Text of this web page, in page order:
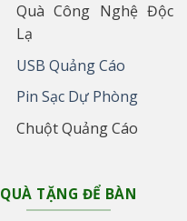
Quà Công Nghệ Độc
Lạ
USB Quảng Cáo
Pin Sạc Dự Phòng
Chuột Quảng Cáo
QUÀ TẶNG ĐỂ BÀN